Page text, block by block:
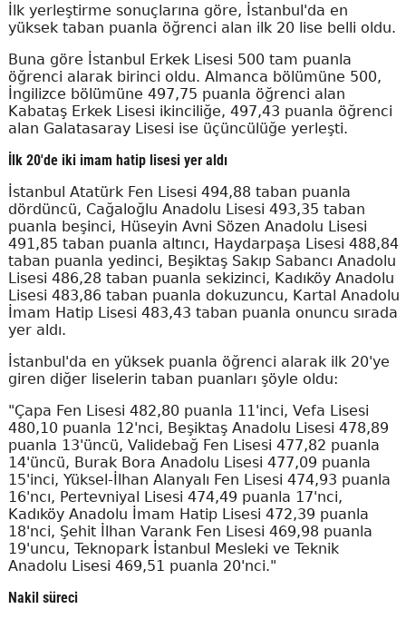
İlk yerleştirme sonuçlarına göre, İstanbul'da en
yüksek taban puanla öğrenci alan ilk 20 lise belli oldu.
Buna göre İstanbul Erkek Lisesi 500 tam puanla
öğrenci alarak birinci oldu. Almanca bölümüne 500,
İngilizce bölümüne 497,75 puanla öğrenci alan
Kabataş Erkek Lisesi ikinciliğe, 497,43 puanla öğrenci
alan Galatasaray Lisesi ise üçüncülüğe yerleşti.
İlk 20'de iki imam hatip lisesi yer aldı
İstanbul Atatürk Fen Lisesi 494,88 taban puanla
dördüncü, Cağaloğlu Anadolu Lisesi 493,35 taban
puanla beşinci, Hüseyin Avni Sözen Anadolu Lisesi
491,85 taban puanla altıncı, Haydarpaşa Lisesi 488,84
taban puanla yedinci, Beşiktaş Sakıp Sabancı Anadolu
Lisesi 486,28 taban puanla sekizinci, Kadıköy Anadolu
Lisesi 483,86 taban puanla dokuzuncu, Kartal Anadolu
İmam Hatip Lisesi 483,43 taban puanla onuncu sırada
yer aldı.
İstanbul'da en yüksek puanla öğrenci alarak ilk 20'ye
giren diğer liselerin taban puanları şöyle oldu:
"Çapa Fen Lisesi 482,80 puanla 11'inci, Vefa Lisesi
480,10 puanla 12'nci, Beşiktaş Anadolu Lisesi 478,89
puanla 13'üncü, Validebağ Fen Lisesi 477,82 puanla
14'üncü, Burak Bora Anadolu Lisesi 477,09 puanla
15'inci, Yüksel-İlhan Alanyalı Fen Lisesi 474,93 puanla
16'ncı, Pertevniyal Lisesi 474,49 puanla 17'nci,
Kadıköy Anadolu İmam Hatip Lisesi 472,39 puanla
18'nci, Şehit İlhan Varank Fen Lisesi 469,98 puanla
19'uncu, Teknopark İstanbul Mesleki ve Teknik
Anadolu Lisesi 469,51 puanla 20'nci."
Nakil süreci